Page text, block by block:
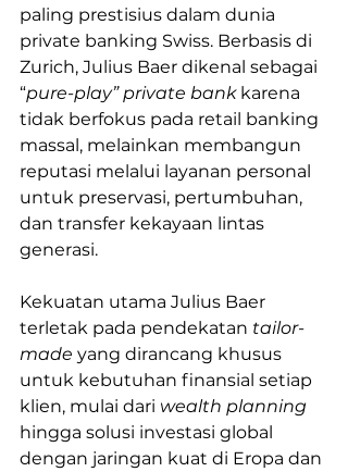
paling prestisius dalam dunia
private banking Swiss. Berbasis di
Zurich, Julius Baer dikenal sebagai
“pure-play” private bank karena
tidak berfokus pada retail banking
massal, melainkan membangun
reputasi melalui layanan personal
untuk preservasi, pertumbuhan,
dan transfer kekayaan lintas
generasi.
Kekuatan utama Julius Baer
terletak pada pendekatan tailor-
made yang dirancang khusus
untuk kebutuhan finansial setiap
klien, mulai dari wealth planning
hingga solusi investasi global
dengan jaringan kuat di Eropa dan